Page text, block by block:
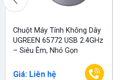
Chuột Máy Tính Không Dây
UGREEN 65772 USB 2.4GHz
– Siêu Êm, Nhỏ Gọn
Giá: Liên hệ